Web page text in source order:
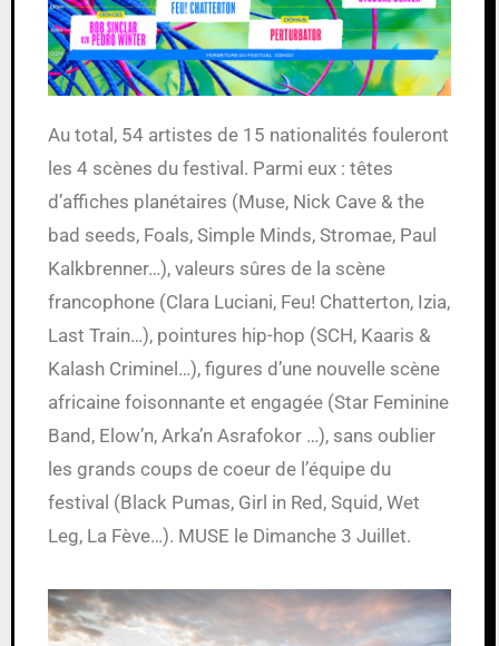
Au total, 54 artistes de 15 nationalités fouleront
les 4 scènes du festival. Parmi eux : têtes
d’affiches planétaires (Muse, Nick Cave & the
bad seeds, Foals, Simple Minds, Stromae, Paul
Kalkbrenner…), valeurs sûres de la scène
francophone (Clara Luciani, Feu! Chatterton, Izia,
Last Train…), pointures hip-hop (SCH, Kaaris &
Kalash Criminel…), figures d’une nouvelle scène
africaine foisonnante et engagée (Star Feminine
Band, Elow’n, Arka’n Asrafokor …), sans oublier
les grands coups de coeur de l’équipe du
festival (Black Pumas, Girl in Red, Squid, Wet
Leg, La Fève…). MUSE le Dimanche 3 Juillet.